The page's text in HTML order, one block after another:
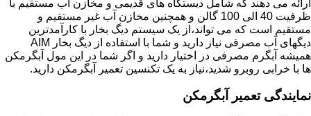
ارائه می دهند که شامل دیستگاه های قدیمی و مخازن آب مستقیم با
ظرفیت 40 الی 100 گالن و همچنین مخازن آب غیر مستقیم و
مستقیم است که می تواند،از یک سیستم دیگ بخار با کارآمدترین
دیگهای آب مصرفی نیاز دارید و شما با استفاده از دیگ بخار AIM
همیشه آبگرم مصرفی در اختیار دارید و اگر شما در این مول آبگرمکن
ها با خرابی روبرو شدید،نیاز به یک تکنسین تعمیر آبگرمکن دارید.
نمایندگی تعمیر آبگرمکن